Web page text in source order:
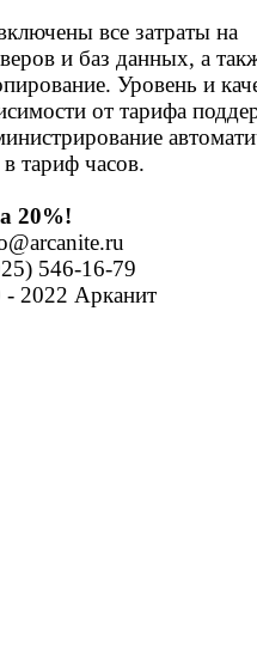
все затраты на
и баз данных, а
Уровень и
от тарифа
тариф часов.
20%!
546-16-79
2022 Арканит